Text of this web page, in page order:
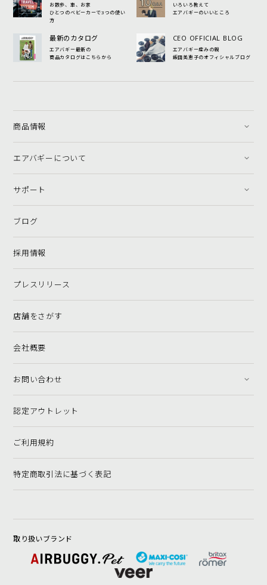
お散歩、車、お家
ひとつのベビーカーで3つの使い
方
いろいろ教えて
エアバギーのいいところ
最新のカタログ
エアバギー最新の
商品カタログはこちらから
CEO OFFICIAL BLOG
エアバギー産みの親
飯田美恵子のオフィシャルブログ
商品情報
エアバギーについて
サポート
ブログ
採用情報
プレスリリース
店舗をさがす
会社概要
お問い合わせ
認定アウトレット
ご利用規約
特定商取引法に基づく表記
取り扱いブランド